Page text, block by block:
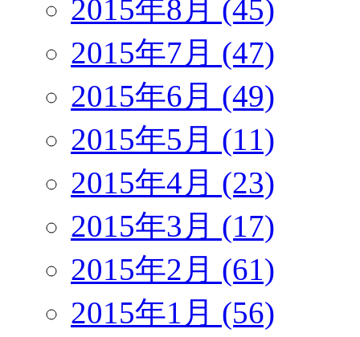
2015年8月 (45)
2015年7月 (47)
2015年6月 (49)
2015年5月 (11)
2015年4月 (23)
2015年3月 (17)
2015年2月 (61)
2015年1月 (56)